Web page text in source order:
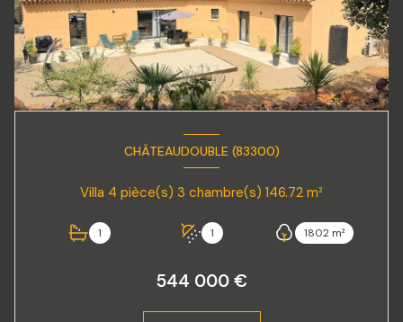
CHÂTEAUDOUBLE (83300)
Villa 4 pièce(s) 3 chambre(s) 146.72 m²
1 1 1802 m²
544 000 €